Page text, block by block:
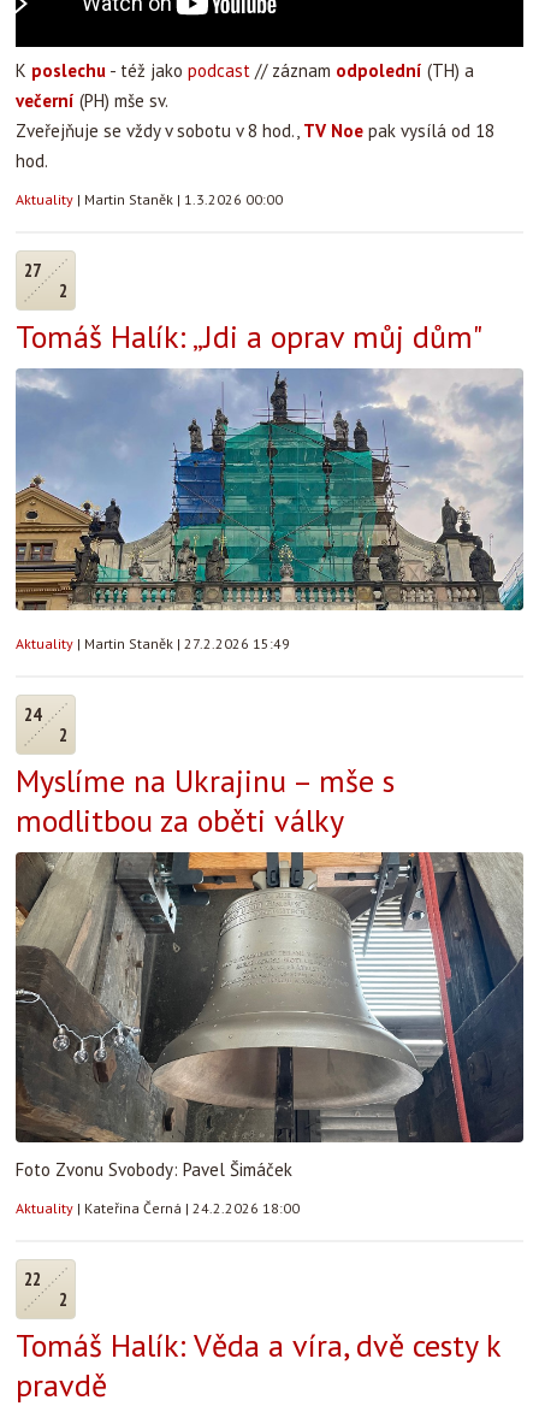
K poslechu - též jako podcast // záznam odpolední (TH) a
večerní (PH) mše sv.
Zveřejňuje se vždy v sobotu v 8 hod., TV Noe pak vysílá od 18
hod.
Aktuality | Martin Staněk | 1.3.2026 00:00
27
2
Tomáš Halík: „Jdi a oprav můj dům"
Aktuality | Martin Staněk | 27.2.2026 15:49
24
2
Myslíme na Ukrajinu – mše s
modlitbou za oběti války
Foto Zvonu Svobody: Pavel Šimáček
Aktuality | Kateřina Černá | 24.2.2026 18:00
22
2
Tomáš Halík: Věda a víra, dvě cesty k
pravdě